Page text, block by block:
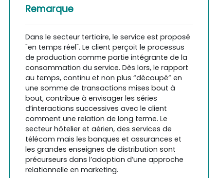
Remarque
Dans le secteur tertiaire, le service est proposé
"en temps réel". Le client perçoit le processus
de production comme partie intégrante de la
consommation du service. Dès lors, le rapport
au temps, continu et non plus “découpé” en
une somme de transactions mises bout à
bout, contribue à envisager les séries
d’interactions successives avec le client
comment une relation de long terme. Le
secteur hôtelier et aérien, des services de
télécom mais les banques et assurances et
les grandes enseignes de distribution sont
précurseurs dans l’adoption d’une approche
relationnelle en marketing.